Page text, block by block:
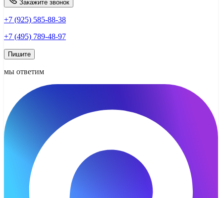
Закажите звонок
+7 (925) 585-88-38
+7 (495) 789-48-97
Пишите
мы ответим